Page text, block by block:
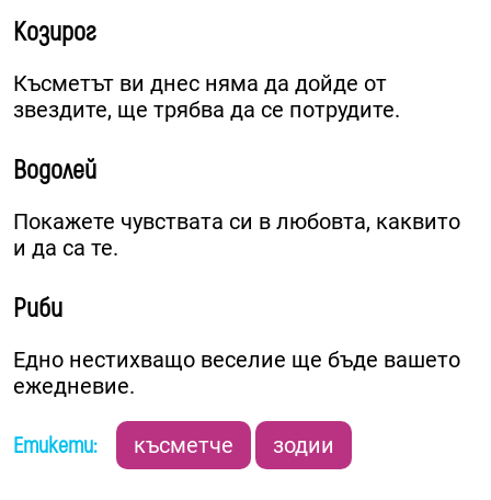
Козирог
Късметът ви днес няма да дойде от
звездите, ще трябва да се потрудите.
Водолей
Покажете чувствата си в любовта, каквито
и да са те.
Риби
Едно нестихващо веселие ще бъде вашето
ежедневие.
Етикети: късметче зодии